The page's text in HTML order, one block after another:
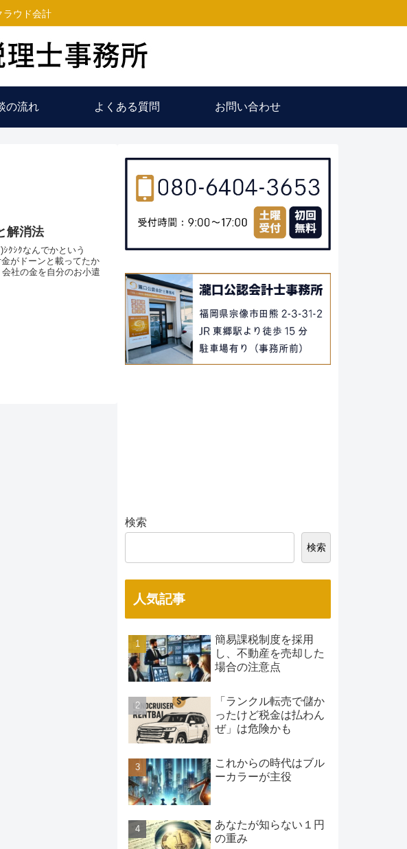
ラウド会計
の流れ よくある質問 お問い合わせ
解消法
ｸｼｸなんでかという
がドーンと載ってたか
社の金を自分のお小遣
検索
検索
人気記事
簡易課税制度を採用
し、不動産を売却した
場合の注意点
「ランクル転売で儲か
ったけど税金は払わん
ぜ」は危険かも
これからの時代はブル
ーカラーが主役
あなたが知らない１円
の重み